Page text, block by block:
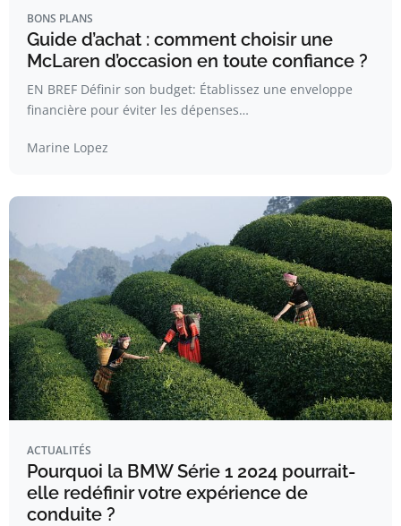
BONS PLANS
Guide d’achat : comment choisir une
McLaren d’occasion en toute confiance ?
EN BREF Définir son budget: Établissez une enveloppe
financière pour éviter les dépenses…
Marine Lopez
ACTUALITÉS
Pourquoi la BMW Série 1 2024 pourrait-
elle redéfinir votre expérience de
conduite ?